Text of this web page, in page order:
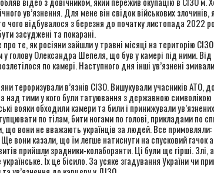
ув’язнення. Для мене він свідок військових злочинів,
чого відбувалося з березня до початку листопада 2022
засуджені та покарані.
те, як росіяни зайшли у травні місяці на територію
у голову Олександра Шепеля, що був у камері під ними.
по камері. Наступного дня інші ув’язнені
тероризували в’язнів СІЗО. Вишукували учасників АТО,
над тими у кого були татуювання з державною символікою
вояки обходили камери та били і принижували
по тілам, бити ногами по голові, прикладами по
що вони не вважають українців за людей. Все
вони казали, що їм легше натиснути на спусковий гачок
прийшли зрадники-колаборанти. Ці були ще гірші.
Їх це бісило. За усяке згадування України чи